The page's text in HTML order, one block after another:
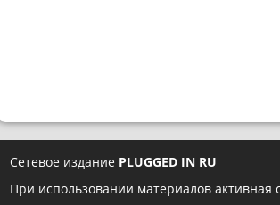
Сетевое издание PLUGGED IN RU
При использовании материалов активная